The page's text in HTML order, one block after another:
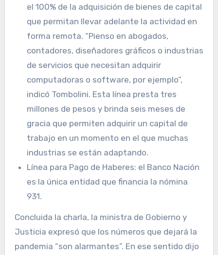
el 100% de la adquisición de bienes de capital
que permitan llevar adelante la actividad en
forma remota. “Pienso en abogados,
contadores, diseñadores gráficos o industrias
de servicios que necesitan adquirir
computadoras o software, por ejemplo”,
indicó Tombolini. Esta línea presta tres
millones de pesos y brinda seis meses de
gracia que permiten adquirir un capital de
trabajo en un momento en el que muchas
industrias se están adaptando.
Línea para Pago de Haberes: el Banco Nación
es la única entidad que financia la nómina
931.
Concluida la charla, la ministra de Gobierno y
Justicia expresó que los números que dejará la
pandemia “son alarmantes”. En ese sentido dijo